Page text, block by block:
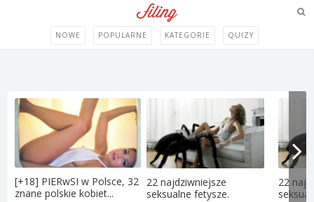
NOWE POPULARNE KATEGORIE QUIZY
[+18] PIERwSI w Polsce, 32
znane polskie kobiet...
22 najdziwniejsze
seksualne fetysze.
22